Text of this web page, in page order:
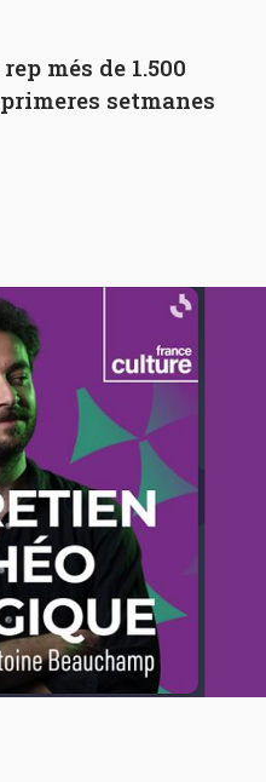
més de 1.500
setmanes